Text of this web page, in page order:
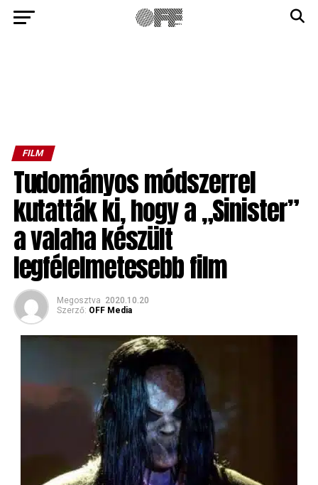
FILM
Tudományos módszerrel
kutatták ki, hogy a „Sinister”
a valaha készült
legfélelmetesebb film
Megosztva 2020.10.20
Szerző: OFF Media